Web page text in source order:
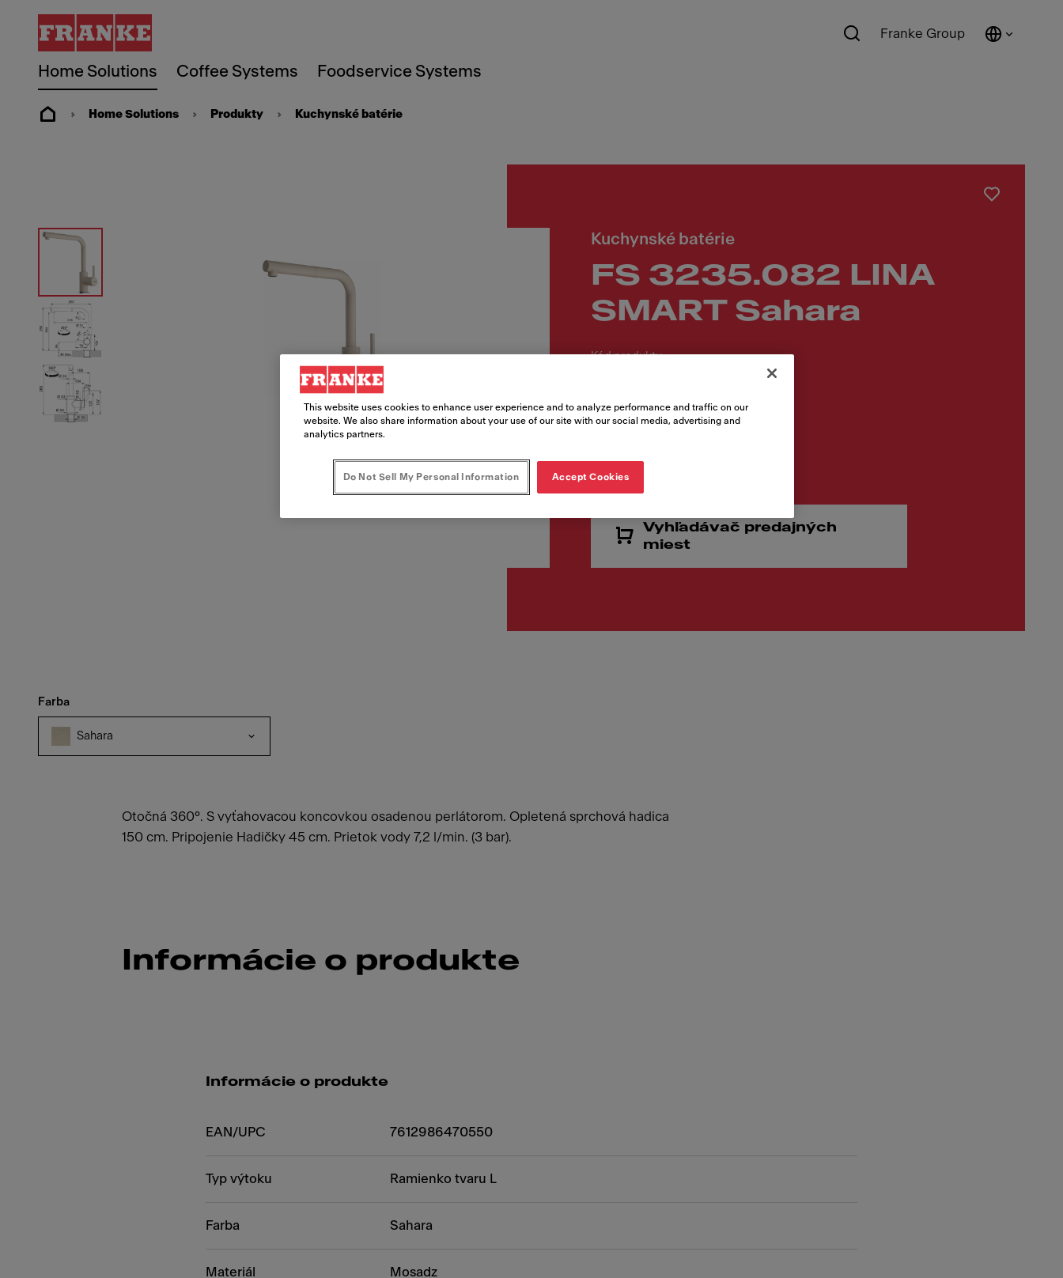
Home Solutions Coffee Systems Foodservice Systems
Franke Group
Home Solutions Produkty Kuchynské batérie
Kuchynské batérie
FS 3235.082 LINA
SMART Sahara
Kód produktu
Cena vr. DPH
Vyhľadávač predajných
miest
Farba
Sahara
Otočná 360°. S vyťahovacou koncovkou osadenou perlátorom. Opletená sprchová hadica
150 cm. Pripojenie Hadičky 45 cm. Prietok vody 7,2 l/min. (3 bar).
Informácie o produkte
Informácie o produkte
EAN/UPC 7612986470550
Typ výtoku Ramienko tvaru L
Farba Sahara
Materiál Mosadz
This website uses cookies to enhance user experience and to analyze performance and traffic on our
website. We also share information about your use of our site with our social media, advertising and
analytics partners.
Do Not Sell My Personal Information Accept Cookies